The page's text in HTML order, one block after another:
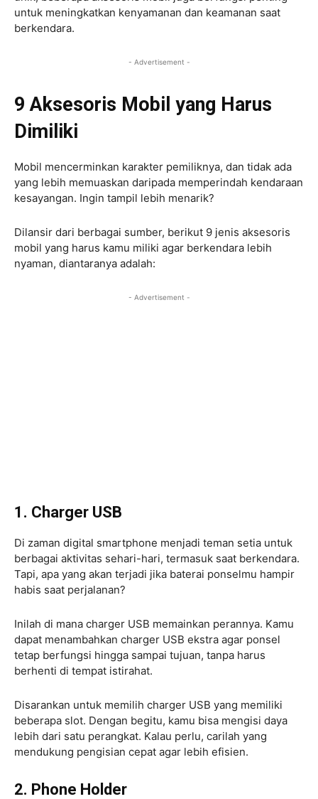
untuk meningkatkan kenyamanan dan keamanan saat
berkendara.
- Advertisement -
9 Aksesoris Mobil yang Harus
Dimiliki
Mobil mencerminkan karakter pemiliknya, dan tidak ada
yang lebih memuaskan daripada memperindah kendaraan
kesayangan. Ingin tampil lebih menarik?
Dilansir dari berbagai sumber, berikut 9 jenis aksesoris
mobil yang harus kamu miliki agar berkendara lebih
nyaman, diantaranya adalah:
- Advertisement -
1. Charger USB
Di zaman digital smartphone menjadi teman setia untuk
berbagai aktivitas sehari-hari, termasuk saat berkendara.
Tapi, apa yang akan terjadi jika baterai ponselmu hampir
habis saat perjalanan?
Inilah di mana charger USB memainkan perannya. Kamu
dapat menambahkan charger USB ekstra agar ponsel
tetap berfungsi hingga sampai tujuan, tanpa harus
berhenti di tempat istirahat.
Disarankan untuk memilih charger USB yang memiliki
beberapa slot. Dengan begitu, kamu bisa mengisi daya
lebih dari satu perangkat. Kalau perlu, carilah yang
mendukung pengisian cepat agar lebih efisien.
2. Phone Holder